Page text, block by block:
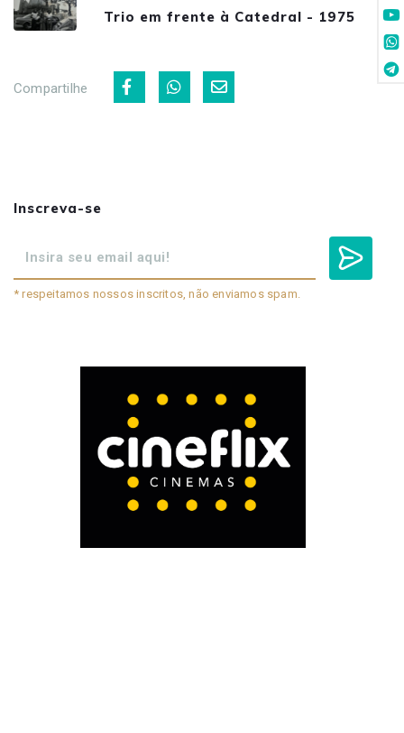
Trio em frente à Catedral - 1975
Compartilhe
Inscreva-se
* respeitamos nossos inscritos, não enviamos spam.